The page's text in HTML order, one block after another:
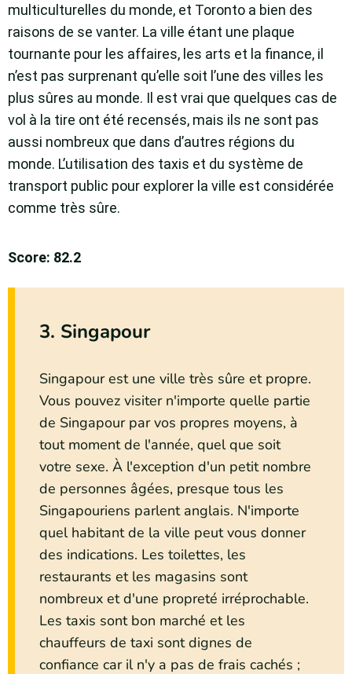
multiculturelles du monde, et Toronto a bien des
raisons de se vanter. La ville étant une plaque
tournante pour les affaires, les arts et la finance, il
n’est pas surprenant qu’elle soit l’une des villes les
plus sûres au monde. Il est vrai que quelques cas de
vol à la tire ont été recensés, mais ils ne sont pas
aussi nombreux que dans d’autres régions du
monde. L’utilisation des taxis et du système de
transport public pour explorer la ville est considérée
comme très sûre.
Score: 82.2
3. Singapour
Singapour est une ville très sûre et propre.
Vous pouvez visiter n'importe quelle partie
de Singapour par vos propres moyens, à
tout moment de l'année, quel que soit
votre sexe. À l'exception d'un petit nombre
de personnes âgées, presque tous les
Singapouriens parlent anglais. N'importe
quel habitant de la ville peut vous donner
des indications. Les toilettes, les
restaurants et les magasins sont
nombreux et d'une propreté irréprochable.
Les taxis sont bon marché et les
chauffeurs de taxi sont dignes de
confiance car il n'y a pas de frais cachés ;